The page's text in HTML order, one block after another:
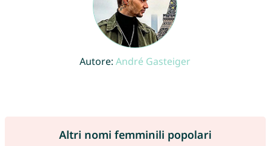
Autore: André Gasteiger
Altri nomi femminili popolari